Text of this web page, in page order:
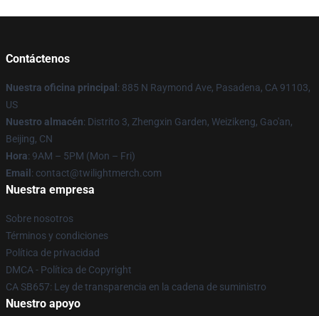
Contáctenos
Nuestra oficina principal : 885 N Raymond Ave, Pasadena, CA 91103,
US
Nuestro almacén: Distrito 3, Zhengxin Garden, Weizikeng, Gao'an,
Beijing, CN
Hora: 9AM – 5PM (Mon – Fri)
Email : contact@twilightmerch.com
Nuestra empresa
Sobre nosotros
Términos y condiciones
Política de privacidad
DMCA - Política de Copyright
CA SB657: Ley de transparencia en la cadena de suministro
Nuestro apoyo